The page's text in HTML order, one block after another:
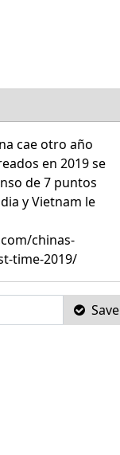
cae otro año
en 2019 se
de 7 puntos
y Vietnam le
chinas-
time-2019/
Save